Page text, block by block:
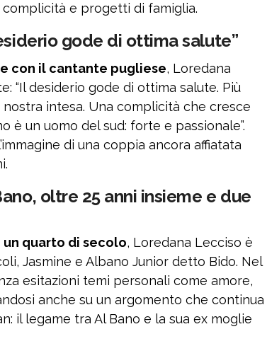
e progetti di famiglia.
gode di ottima salute”
con il cantante pugliese, Loredana
“Il desiderio gode di ottima salute. Più
intesa. Una complicità che cresce
è un uomo del sud: forte e passionale”.
di una coppia ancora affiatata
oltre 25 anni insieme e due
un quarto di secolo, Loredana Lecciso è
Jasmine e Albano Junior detto Bido. Nel
esitazioni temi personali come amore,
anche su un argomento che continua
il legame tra Al Bano e la sua ex moglie